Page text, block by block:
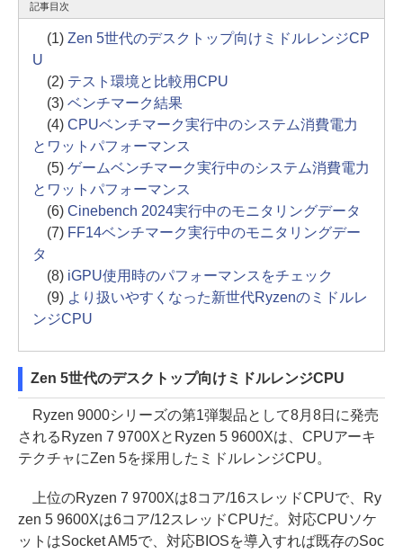
記事目次
(1) Zen 5世代のデスクトップ向けミドルレンジCP
U
(2) テスト環境と比較用CPU
(3) ベンチマーク結果
(4) CPUベンチマーク実行中のシステム消費電力
とワットパフォーマンス
(5) ゲームベンチマーク実行中のシステム消費電力
とワットパフォーマンス
(6) Cinebench 2024実行中のモニタリングデータ
(7) FF14ベンチマーク実行中のモニタリングデー
タ
(8) iGPU使用時のパフォーマンスをチェック
(9) より扱いやすくなった新世代Ryzenのミドルレ
ンジCPU
Zen 5世代のデスクトップ向けミドルレンジCPU
Ryzen 9000シリーズの第1弾製品として8月8日に発売
されるRyzen 7 9700XとRyzen 5 9600Xは、CPUアーキ
テクチャにZen 5を採用したミドルレンジCPU。
上位のRyzen 7 9700Xは8コア/16スレッドCPUで、Ry
zen 5 9600Xは6コア/12スレッドCPUだ。対応CPUソケ
ットはSocket AM5で、対応BIOSを導入すれば既存のSoc